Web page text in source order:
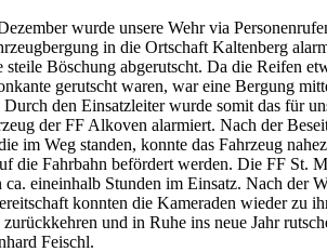
wurde unsere Wehr via
in die Ortschaft Kaltenberg
steile Böschung abgerutscht. Da die Reifen
gerutscht waren, war eine Bergung
den Einsatzleiter wurde somit das für
der FF Alkoven alarmiert. Nach der
im Weg standen, konnte das Fahrzeug
die Fahrbahn befördert werden. Die FF St.
ca. eineinhalb Stunden im Einsatz. Nach der
konnten die Kameraden wieder zu
und in Ruhe ins neue Jahr
Feischl.